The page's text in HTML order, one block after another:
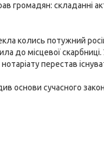
громадян: складанні
колись потужний
до місцевої
перестав
основи сучасного